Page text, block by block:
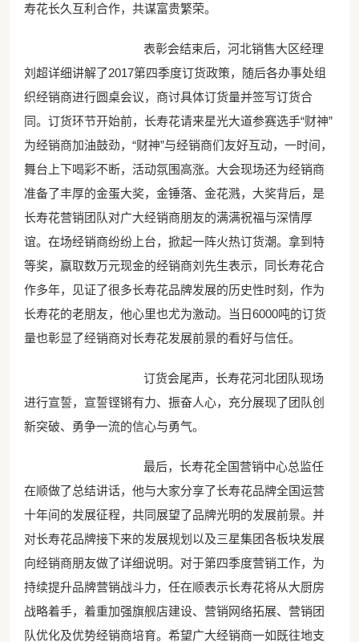
寿花长久互利合作，共谋富贵繁荣。
表彰会结束后，河北销售大区经理
刘超详细讲解了2017第四季度订货政策，随后各办事处组
织经销商进行圆桌会议，商讨具体订货量并签写订货合
同。订货环节开始前，长寿花请来星光大道参赛选手“财神”
为经销商加油鼓劲，“财神”与经销商们友好互动，一时间，
舞台上下喝彩不断，活动氛围高涨。大会现场还为经销商
准备了丰厚的金蛋大奖，金锤落、金花溅，大奖背后，是
长寿花营销团队对广大经销商朋友的满满祝福与深情厚
谊。在场经销商纷纷上台，掀起一阵火热订货潮。拿到特
等奖，赢取数万元现金的经销商刘先生表示，同长寿花合
作多年，见证了很多长寿花品牌发展的历史性时刻，作为
长寿花的老朋友，他心里也尤为激动。当日6000吨的订货
量也彰显了经销商对长寿花发展前景的看好与信任。
订货会尾声，长寿花河北团队现场
进行宣誓，宣誓铿锵有力、振奋人心，充分展现了团队创
新突破、勇争一流的信心与勇气。
最后，长寿花全国营销中心总监任
在顺做了总结讲话，他与大家分享了长寿花品牌全国运营
十年间的发展征程，共同展望了品牌光明的发展前景。并
对长寿花品牌接下来的发展规划以及三星集团各板块发展
向经销商朋友做了详细说明。对于第四季度营销工作，为
持续提升品牌营销战斗力，任在顺表示长寿花将从大厨房
战略着手，着重加强旗舰店建设、营销网络拓展、营销团
队优化及优势经销商培育。希望广大经销商一如既往地支